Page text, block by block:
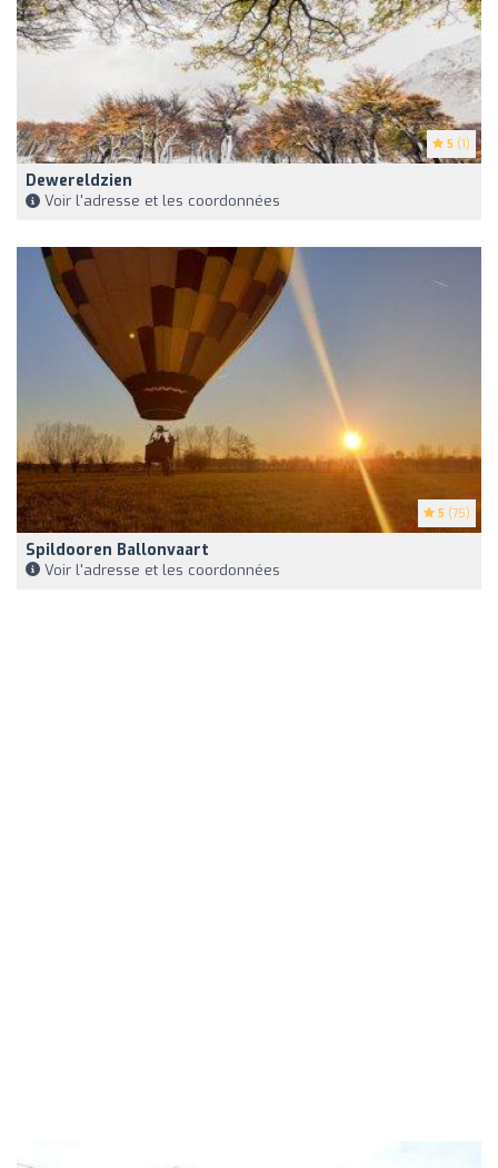
5 (1)
Dewereldzien
Voir l'adresse et les coordonnées
5 (75)
Spildooren Ballonvaart
Voir l'adresse et les coordonnées